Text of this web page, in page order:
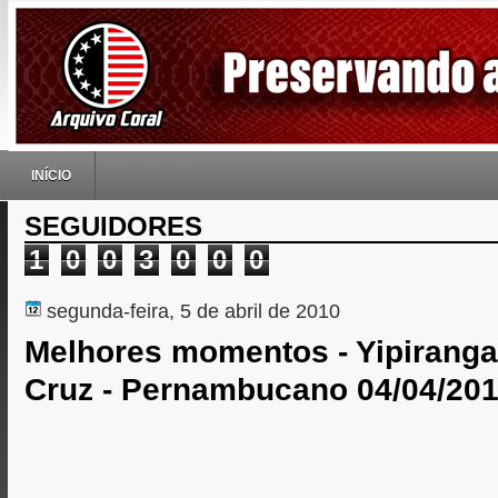
INÍCIO
SEGUIDORES
1
0 0 3 0 0 0
segunda-feira, 5 de abril de 2010
Melhores momentos -
Cruz - Pernambucano 04/04/